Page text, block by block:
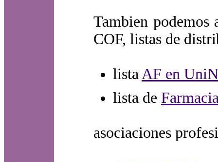
Tambien podemos
COF, listas de
listaAF en
lista de
asociaciones